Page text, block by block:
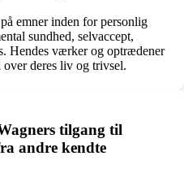
emner inden for personlig
sundhed, selvaccept,
Hendes værker og optrædener
deres liv og trivsel.
tilgang til
andre kendte